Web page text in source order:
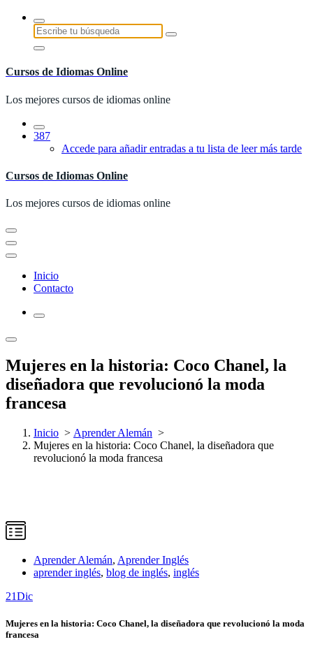
Saltar
contenido
Buscar:
Cursos de Idiomas Online
Los mejores cursos de idiomas online
387
Accede para añadir entradas a tu lista de leer más tarde
Cursos de Idiomas Online
Los mejores cursos de idiomas online
Inicio
Contacto
Mujeres en la historia: Coco Chanel, la
diseñadora que revolucionó la moda
francesa
Inicio > Aprender Alemán >
Mujeres en la historia: Coco Chanel, la diseñadora que
revolucionó la moda francesa
Aprender Alemán, Aprender Inglés
aprender inglés, blog de inglés, inglés
21Dic
Mujeres en la historia: Coco Chanel, la diseñadora que revolucionó la moda
francesa